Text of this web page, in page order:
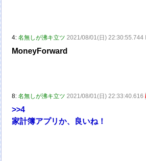
4:名無しが沸キ立ツ 2021/08/01(日) 22:30:55.744
MoneyForward
8:名無しが沸キ立ツ 2021/08/01(日) 22:33:40.616
>>4
家計簿アプリか、良いね！